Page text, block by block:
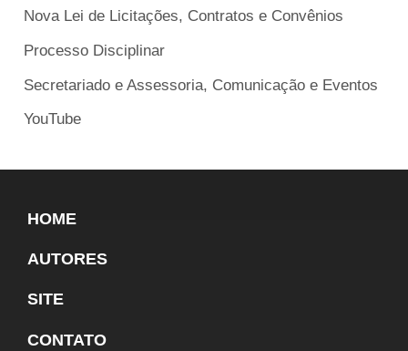
Nova Lei de Licitações, Contratos e Convênios
Processo Disciplinar
Secretariado e Assessoria, Comunicação e Eventos
YouTube
HOME
AUTORES
SITE
CONTATO